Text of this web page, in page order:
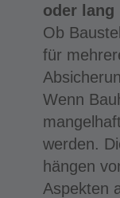
oder lang
Ob
für
Wenn
werden.
hängen
Aspekten